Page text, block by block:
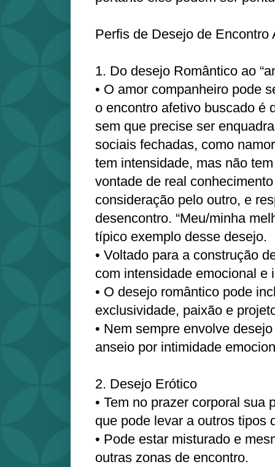
Perfis de Desejo de Encontro
1. Do desejo Romântico ao
• O amor companheiro pode
o encontro afetivo buscado é
sem que precise ser
sociais fechadas, como
tem intensidade, mas não
vontade de real
consideração pelo outro, e
desencontro. “Meu/minha
típico exemplo desse desejo.
• Voltado para a construção
com intensidade emocional e
• O desejo romântico pode
exclusividade, paixão e
• Nem sempre envolve
anseio por intimidade
2. Desejo Erótico
• Tem no prazer corporal sua
que pode levar a outros tipos
• Pode estar misturado e
outras zonas de encontro.